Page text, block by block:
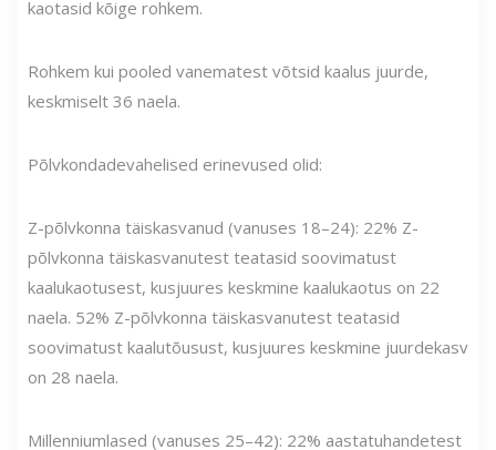
kaotasid kõige rohkem.
Rohkem kui pooled vanematest võtsid kaalus juurde,
keskmiselt 36 naela.
Põlvkondadevahelised erinevused olid:
Z-põlvkonna täiskasvanud (vanuses 18–24): 22% Z-
põlvkonna täiskasvanutest teatasid soovimatust
kaalukaotusest, kusjuures keskmine kaalukaotus on 22
naela. 52% Z-põlvkonna täiskasvanutest teatasid
soovimatust kaalutõusust, kusjuures keskmine juurdekasv
on 28 naela.
Millenniumlased (vanuses 25–42): 22% aastatuhandetest